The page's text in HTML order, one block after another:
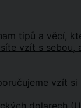
tipů a věcí,
vzít s sebou,
vzít si
dolarech